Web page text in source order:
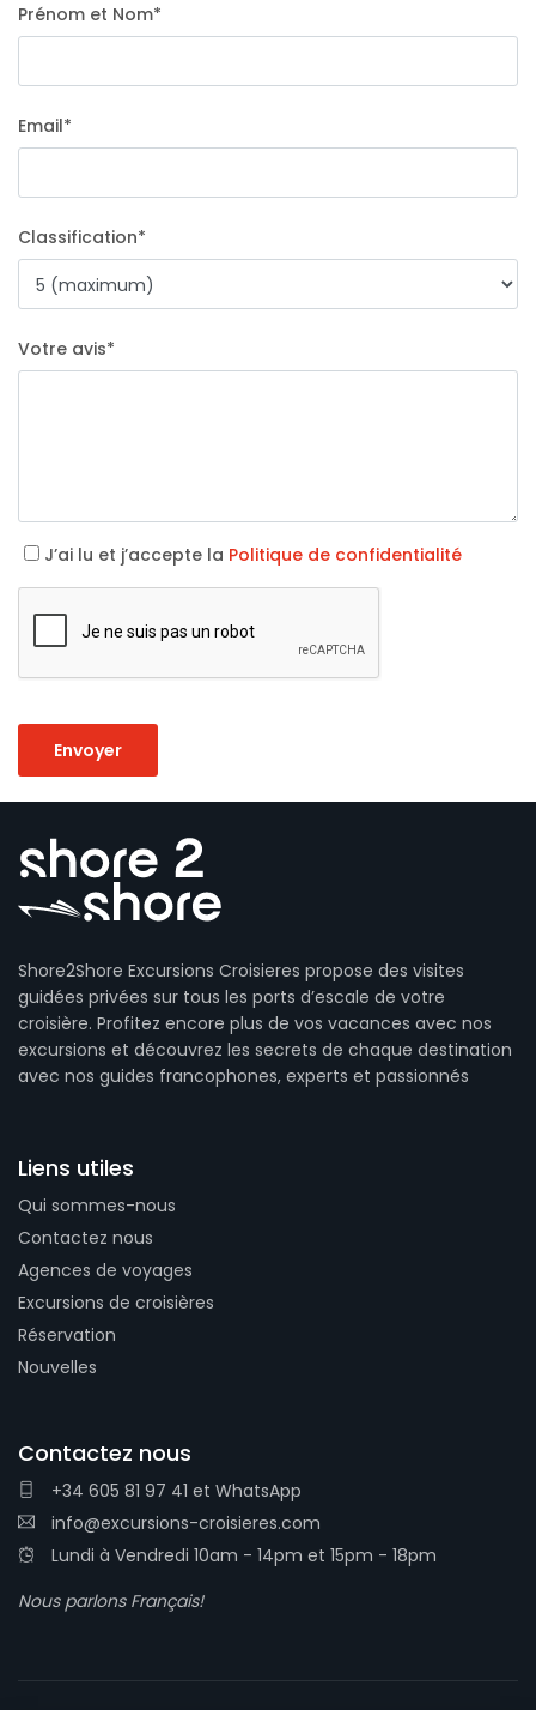
Prénom et Nom*
Email*
Classification*
Votre avis*
J’ai lu et j’accepte la Politique de confidentialité
Shore2Shore Excursions Croisieres propose des visites
guidées privées sur tous les ports d’escale de votre
croisière. Profitez encore plus de vos vacances avec nos
excursions et découvrez les secrets de chaque destination
avec nos guides francophones, experts et passionnés
Liens utiles
Qui sommes-nous
Contactez nous
Agences de voyages
Excursions de croisières
Réservation
Nouvelles
Contactez nous
+34 605 81 97 41 et WhatsApp
info@excursions-croisieres.com
Lundi à Vendredi 10am - 14pm et 15pm - 18pm
Nous parlons Français!